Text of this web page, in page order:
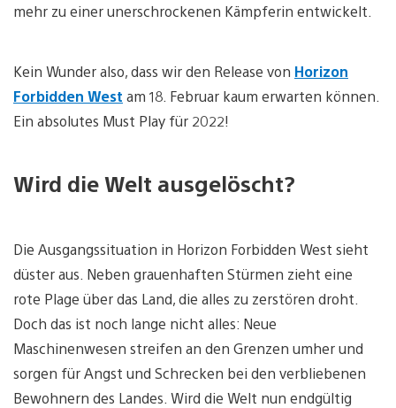
mehr zu einer unerschrockenen Kämpferin entwickelt.
Kein Wunder also, dass wir den Release von Horizon
Forbidden West am 18. Februar kaum erwarten können.
Ein absolutes Must Play für 2022!
Wird die Welt ausgelöscht?
Die Ausgangssituation in Horizon Forbidden West sieht
düster aus. Neben grauenhaften Stürmen zieht eine
rote Plage über das Land, die alles zu zerstören droht.
Doch das ist noch lange nicht alles: Neue
Maschinenwesen streifen an den Grenzen umher und
sorgen für Angst und Schrecken bei den verbliebenen
Bewohnern des Landes. Wird die Welt nun endgültig